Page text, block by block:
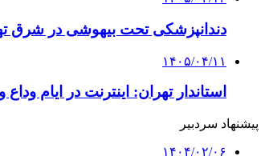
دندانپزشکی تحت بیهوشی در شرق
۱۴۰۵/۰۴/۱۱
استاندار تهران: اینترنت در ایام
پیشنهاد سردبیر
۱۴۰۴/۰۲/۰۶